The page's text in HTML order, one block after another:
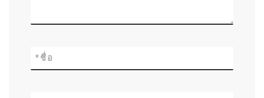
ชื่อ
*